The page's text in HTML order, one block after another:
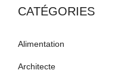
CATÉGORIES
Alimentation
Architecte